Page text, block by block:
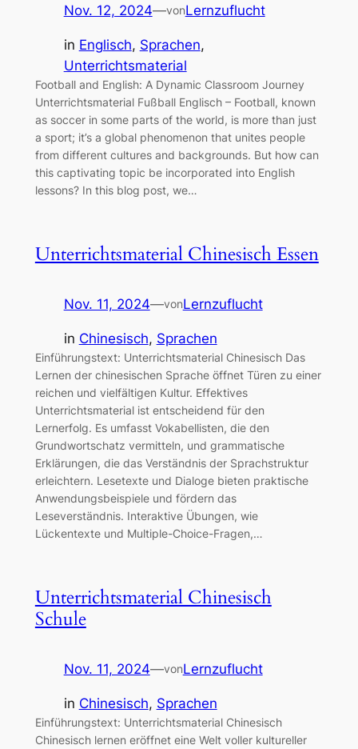
Nov. 12, 2024—vonLernzuflucht
in Englisch, Sprachen
Unterrichtsmaterial
Football and English: A Dynamic Classroom Journey
Unterrichtsmaterial Fußball Englisch – Football, known
as soccer in some parts of the world, is more than just
a sport; it’s a global phenomenon that unites people
from different cultures and backgrounds. But how can
this captivating topic be incorporated into English
lessons? In this blog post, we…
Unterrichtsmaterial Chinesisch Essen
Nov. 11, 2024—vonLernzuflucht
in Chinesisch, Sprachen
Einführungstext: Unterrichtsmaterial Chinesisch Das
Lernen der chinesischen Sprache öffnet Türen zu einer
reichen und vielfältigen Kultur. Effektives
Unterrichtsmaterial ist entscheidend für den
Lernerfolg. Es umfasst Vokabellisten, die den
Grundwortschatz vermitteln, und grammatische
Erklärungen, die das Verständnis der Sprachstruktur
erleichtern. Lesetexte und Dialoge bieten praktische
Anwendungsbeispiele und fördern das
Leseverständnis. Interaktive Übungen, wie
Lückentexte und Multiple-Choice-Fragen,…
Unterrichtsmaterial Chinesisch
Schule
Nov. 11, 2024—vonLernzuflucht
in Chinesisch, Sprachen
Einführungstext: Unterrichtsmaterial Chinesisch
Chinesisch lernen eröffnet eine Welt voller kultureller